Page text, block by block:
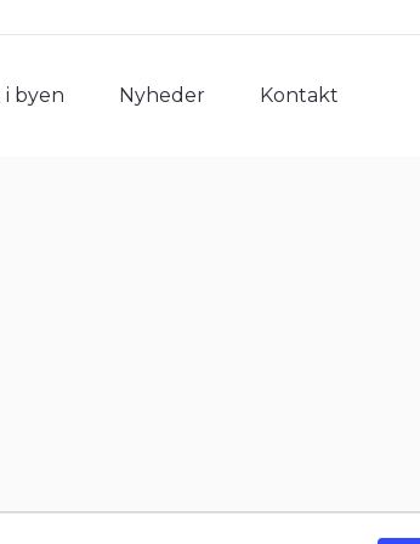
i byen Nyheder Kontakt
i byen Nyheder Kontakt